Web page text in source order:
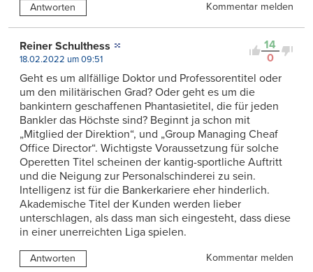
Antworten Kommentar melden
14
0
Reiner Schulthess
18.02.2022 um 09:51
Geht es um allfällige Doktor und Professorentitel oder
um den militärischen Grad? Oder geht es um die
bankintern geschaffenen Phantasietitel, die für jeden
Bankler das Höchste sind? Beginnt ja schon mit
„Mitglied der Direktion“, und „Group Managing Cheaf
Office Director“. Wichtigste Voraussetzung für solche
Operetten Titel scheinen der kantig-sportliche Auftritt
und die Neigung zur Personalschinderei zu sein.
Intelligenz ist für die Bankerkariere eher hinderlich.
Akademische Titel der Kunden werden lieber
unterschlagen, als dass man sich eingesteht, dass diese
in einer unerreichten Liga spielen.
Antworten Kommentar melden